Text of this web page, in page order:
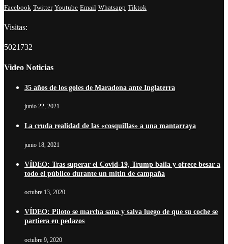
Facebook Twitter Youtube Email Whatsapp Tiktok
Visitas:
5021732
Video Noticias
35 años de los goles de Maradona ante Inglaterra
junio 22, 2021
La cruda realidad de las «cosquillas» a una mantarraya
junio 18, 2021
VÍDEO: Tras superar el Covid-19, Trump baila y ofrece besar a
todo el público durante un mitin de campaña
octubre 13, 2020
VÍDEO: Piloto se marcha sana y salva luego de que su coche se
partiera en pedazos
octubre 9, 2020